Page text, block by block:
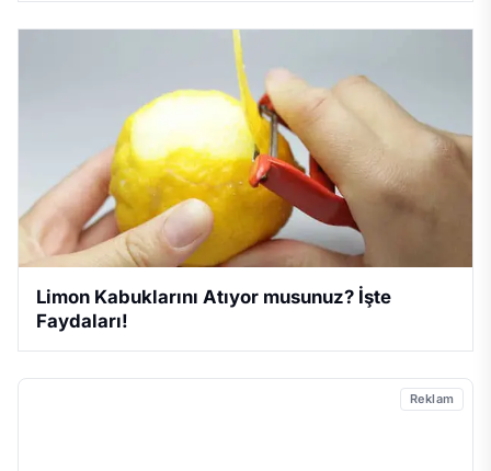
Limon Kabuklarını Atıyor musunuz? İşte
Faydaları!
Reklam